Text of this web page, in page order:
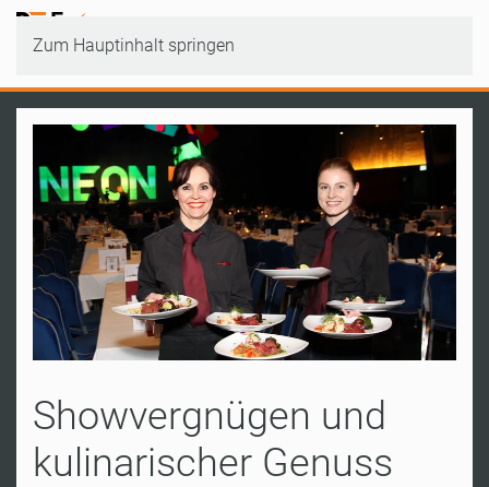
Zum Hauptinhalt springen
Showvergnügen und
kulinarischer Genuss